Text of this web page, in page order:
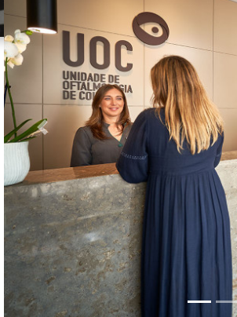
Previous